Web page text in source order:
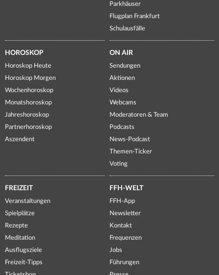
Parkhäuser
Flugplan Frankfurt
Schulausfälle
HOROSKOP
Horoskop Heute
Horoskop Morgen
Wochenhoroskop
Monatshoroskop
Jahreshoroskop
Partnerhoroskop
Aszendent
ON AIR
Sendungen
Aktionen
Videos
Webcams
Moderatoren & Team
Podcasts
News-Podcast
Themen-Ticker
Voting
FREIZEIT
Veranstaltungen
Spielplätze
Rezepte
Meditation
Ausflugsziele
Freizeit-Tipps
FFH-WELT
FFH-App
Newsletter
Kontakt
Frequenzen
Jobs
Führungen